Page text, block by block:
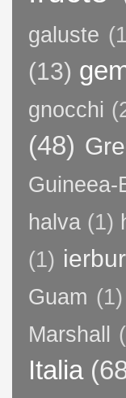
galuste
(13)
gnocchi
(48)
Guineea-
halva (1)
(1)
Guam (1)
Marshall
Italia